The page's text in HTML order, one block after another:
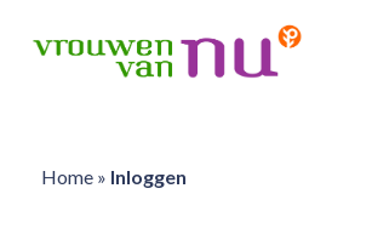
Home» Inloggen